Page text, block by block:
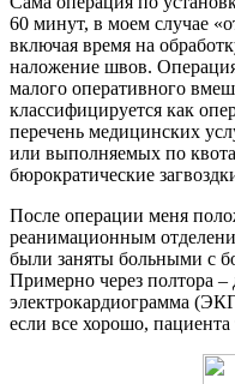
60 минут, в моем случае
включая время на
наложение швов. Операция
малого оперативного
классифицируется как
перечень медицинских
или выполняемых по
бюрократические
После операции меня
реанимационным
были заняты больными с
Примерно через полтора –
электрокардиограмма
если все хорошо,